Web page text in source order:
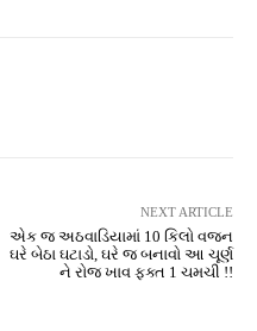
NEXT ARTICLE
એક જ અઠવાડિયામાં 10 કિલો વજન
ઘરે બેઠા ઘટાડો, ઘરે જ બનાવો આ ચૂર્ણ
ને રોજ ખાવ ફક્ત 1 ચમચી !!